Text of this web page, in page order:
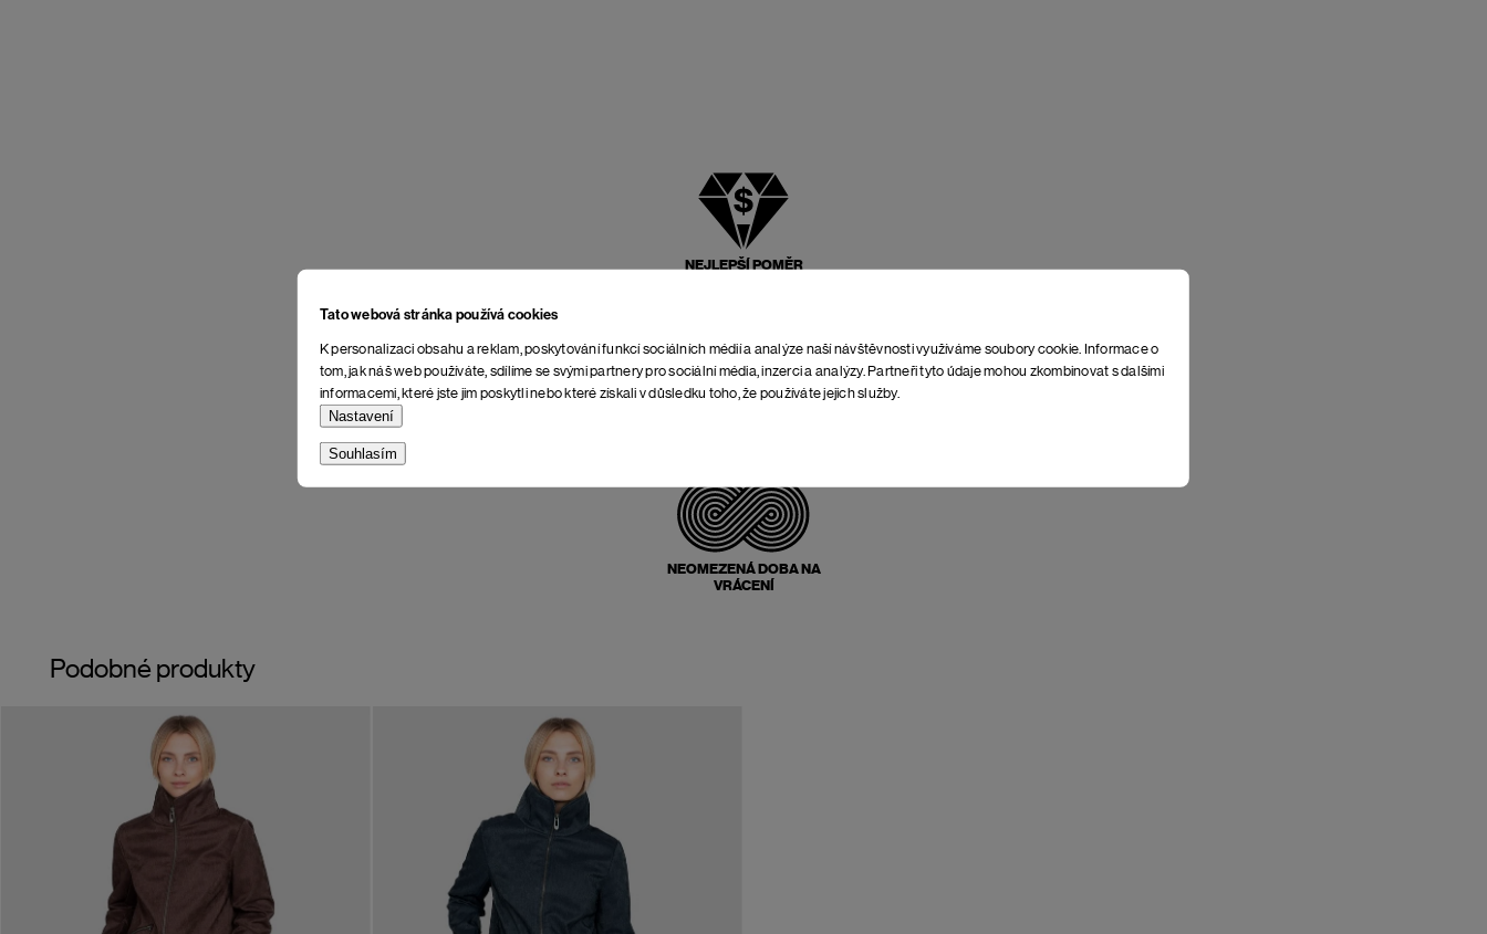
Tato webová stránka používá cookies
K personalizaci obsahu a reklam, poskytování funkcí sociálních médií a analýze naší návštěvnosti využíváme soubory cookie. Informace o
tom, jak náš web používáte, sdílíme se svými partnery pro sociální média, inzerci a analýzy. Partneři tyto údaje mohou zkombinovat s dalšími
informacemi, které jste jim poskytli nebo které získali v důsledku toho, že používáte jejich služby.
Nastavení
Souhlasím
NEJLEPŠÍ POMĚR
NEOMEZENÁ DOBA NA
VRÁCENÍ
Podobné produkty